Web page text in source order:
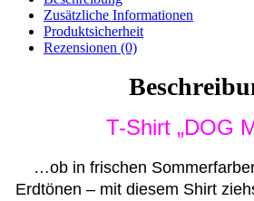
Zusätzliche Informationen
Produktsicherheit
Rezensionen (0)
T-Shirt „DOG
…ob in frischen
Erdtönen – mit diesem Shirt